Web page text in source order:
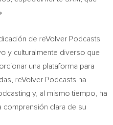
de reVolver Podcasts
y culturalmente diverso que
una plataforma para
reVolver Podcasts ha
y, al mismo tiempo, ha
comprensión clara de su